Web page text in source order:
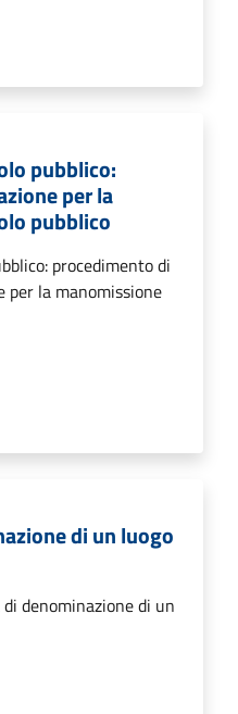
pubblico:
per la
pubblico
procedimento di
per la manomissione
di un luogo
denominazione di un